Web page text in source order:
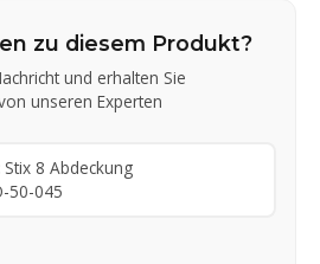
zu diesem Produkt?
und erhalten Sie
unseren Experten
Stix 8 Abdeckung
50-045